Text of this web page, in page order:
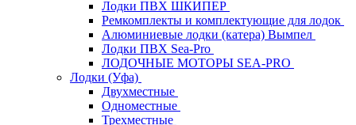
Лодки ПВХ ШКИПЕР
Ремкомплекты и комплектующие для лодок
Алюминиевые лодки (катера) Вымпел
Лодки ПВХ Sea-Pro
ЛОДОЧНЫЕ МОТОРЫ SEA-PRO
Лодки (Уфа)
Двухместные
Одноместные
Трехместные